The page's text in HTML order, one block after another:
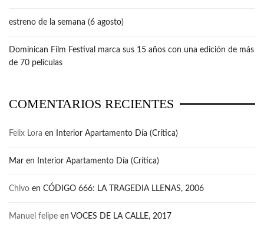
estreno de la semana (6 agosto)
Dominican Film Festival marca sus 15 años con una edición de más
de 70 películas
COMENTARIOS RECIENTES
Felix Lora en Interior Apartamento Día (Crítica)
Mar en Interior Apartamento Día (Crítica)
Chivo en CÓDIGO 666: LA TRAGEDIA LLENAS, 2006
Manuel felipe en VOCES DE LA CALLE, 2017